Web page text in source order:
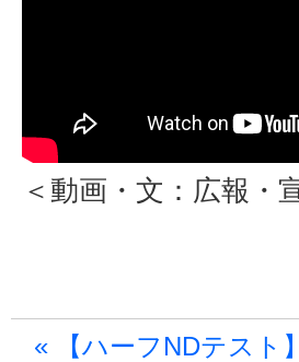
＜動画・文：広報
« 【ハーフNDテスト